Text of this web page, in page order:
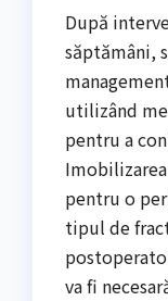
După
săptămâni,
utilizând
pentru a
pentru o
tipul de
va fi